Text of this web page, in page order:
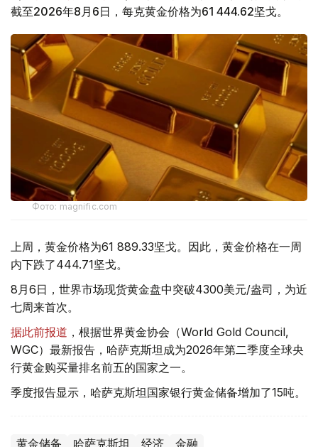
截至2026年8月6日，每克黄金价格为61 444.62坚戈。
Фото: magnific.com
上周，黄金价格为61 889.33坚戈。因此，黄金价格在一周
内下跌了444.71坚戈。
8月6日，世界市场现货黄金盘中突破4300美元/盎司，为近
七周来首次。
据此前报道 ，根据世界黄金协会（World Gold Council,
WGC）最新报告，哈萨克斯坦成为2026年第二季度全球央
行黄金购买量排名前五的国家之一。
季度报告显示，哈萨克斯坦国家银行黄金储备增加了15吨。
黄金储备 哈萨克斯坦 经济 金融